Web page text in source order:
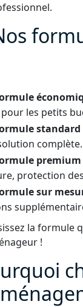
les petits
standard
complète.
premium
protection
sur
la formule
!